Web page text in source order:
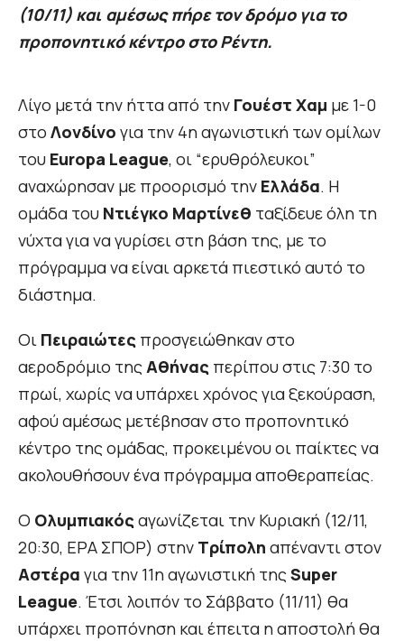
(10/11) και αμέσως πήρε τον δρόμο για το
προπονητικό κέντρο στο Ρέντη.
Λίγο μετά την ήττα από την Γουέστ Χαμ με 1-0
στο Λονδίνο για την 4η αγωνιστική των ομίλων
του Europa League, οι “ερυθρόλευκοι”
αναχώρησαν με προορισμό την Ελλάδα. Η
ομάδα του Ντιέγκο Μαρτίνεθ ταξίδευε όλη τη
νύχτα για να γυρίσει στη βάση της, με το
πρόγραμμα να είναι αρκετά πιεστικό αυτό το
διάστημα.
Οι Πειραιώτες προσγειώθηκαν στο
αεροδρόμιο τηςΑθήνας περίπου στις 7:30 το
πρωί, χωρίς να υπάρχει χρόνος για ξεκούραση,
αφού αμέσως μετέβησαν στο προπονητικό
κέντρο της ομάδας, προκειμένου οι παίκτες να
ακολουθήσουν ένα πρόγραμμα αποθεραπείας.
Ο Ολυμπιακός αγωνίζεται την Κυριακή (12/11,
20:30, ΕΡΑ ΣΠΟΡ) στην Τρίπολη απέναντι στον
Αστέρα για την 11η αγωνιστική τηςSuper
League. Έτσι λοιπόν το Σάββατο (11/11) θα
υπάρχει προπόνηση και έπειτα η αποστολή θα